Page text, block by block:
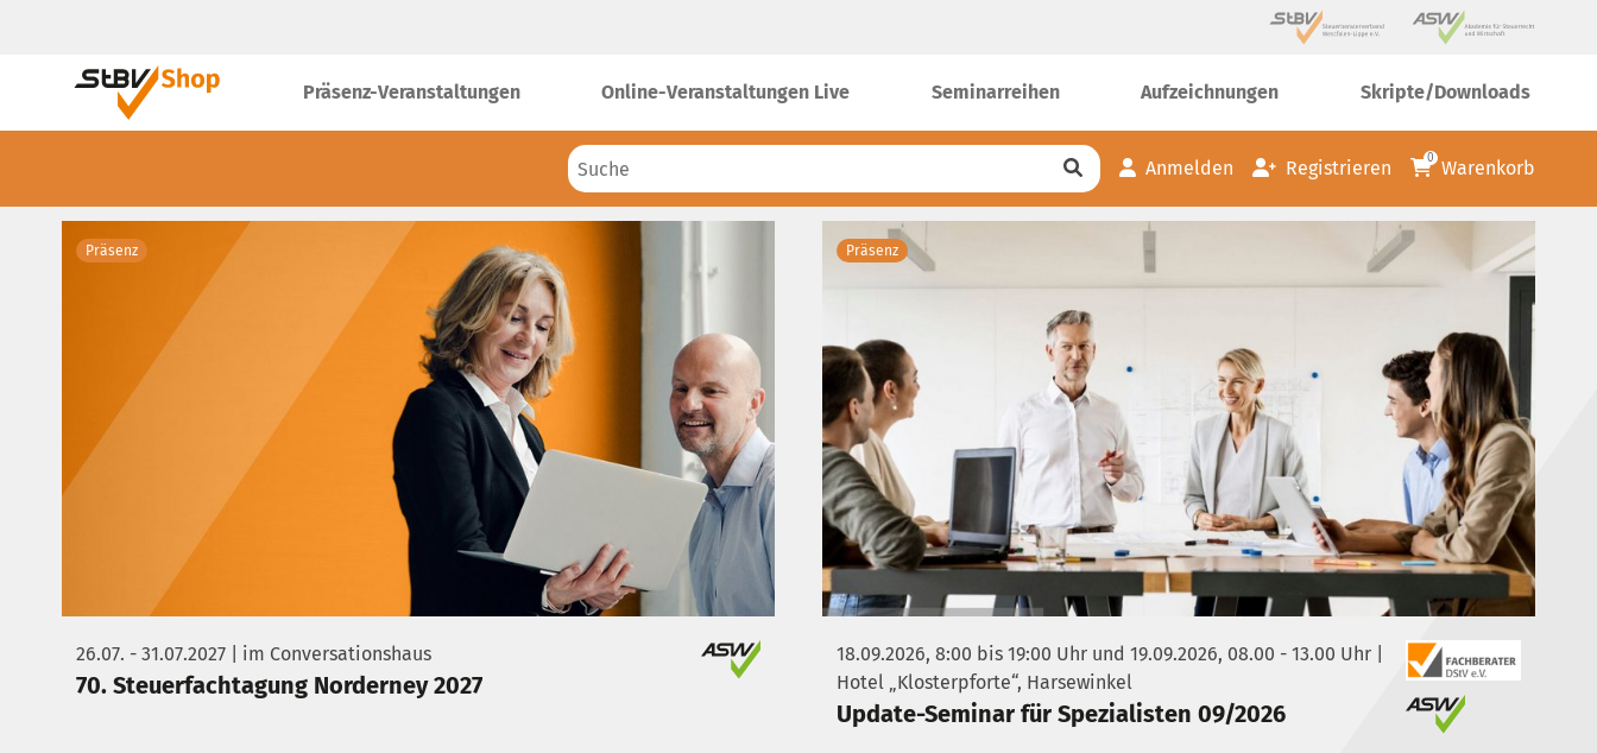
Präsenz-Veranstaltungen Online-Veranstaltungen Live Seminarreihen Aufzeichnungen Skripte/Downloads
Anmelden Registrieren 0 Warenkorb
Präsenz
26.07. - 31.07.2027 | im Conversationshaus
70. Steuerfachtagung Norderney 2027
Präsenz
18.09.2026, 8:00 bis 19:00 Uhr und 19.09.2026, 08.00 - 13.00 Uhr |
Hotel „Klosterpforte“, Harsewinkel
Update-Seminar für Spezialisten 09/2026